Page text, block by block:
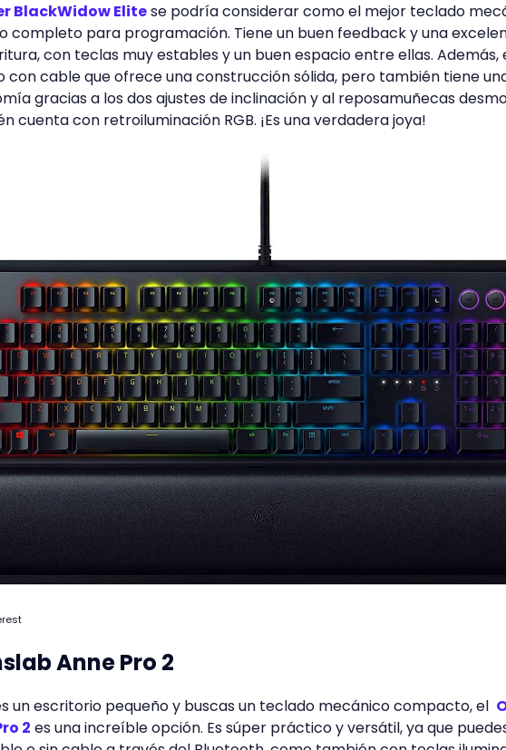
BlackWidow Elitese podría considerar como el mejor teclado
completo para programación. Tiene un buen feedback y una
con teclas muy estables y un buen espacio entre ellas. Además,
con cable que ofrece una construcción sólida, pero también tiene
gracias a los dos ajustes de inclinación y al reposamuñecas
cuenta con retroiluminación RGB. ¡Es una verdadera joya!
Anne Pro 2
un escritorio pequeño y buscas un teclado mecánico compacto, el
2 es una increíble opción. Es súper práctico y versátil, ya que